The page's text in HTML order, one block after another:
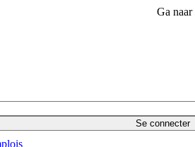
Ga
Se connecter